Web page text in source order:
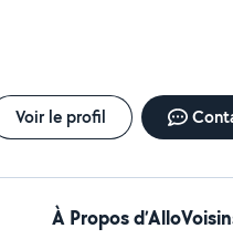
Voir le profil
À Propos